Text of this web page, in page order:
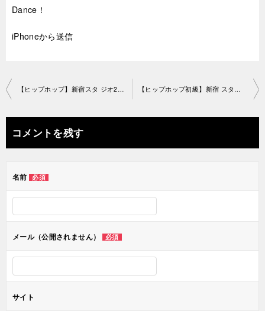
Dance！
iPhoneから送信
投
ナ
ビ
ー
ン
コメントを残す
名前 必須
メール（公開されません） 必須
サイト